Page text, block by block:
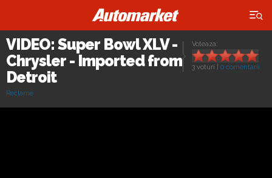
×
Voteaza:
3 voturi 0 comentarii
VIDEO: Super Bowl XLV -
Chrysler - Imported from
Detroit
Reclame